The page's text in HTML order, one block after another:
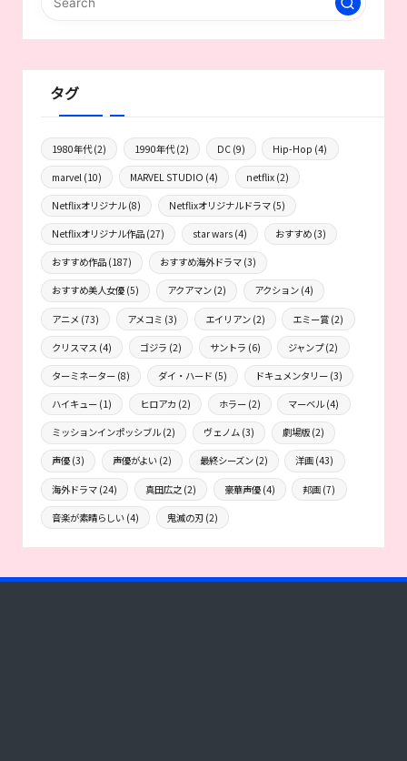
タグ
1980年代(2) 1990年代(2) DC(9) Hip-Hop (4)
marvel (10) MARVEL STUDIO (4) netflix(2)
Netflixオリジナル(8) Netflixオリジナルドラマ(5)
Netflixオリジナル作品 (27) star wars(4) おすすめ(3)
おすすめ作品 (187) おすすめ海外ドラマ(3)
おすすめ美人女優 (5) アクアマン(2) アクション(4)
アニメ (73) アメコミ (3) エイリアン(2) エミー賞 (2)
クリスマス (4) ゴジラ (2) サントラ (6) ジャンプ(2)
ターミネーター (8) ダイ・ハード (5) ドキュメンタリー(3)
ハイキュー (1) ヒロアカ (2) ホラー(2) マーベル(4)
ミッションインポッシブル(2) ヴェノム(3) 劇場版(2)
声優 (3) 声優がよい(2) 最終シーズン(2) 洋画 (43)
海外ドラマ (24) 真田広之(2) 豪華声優(4) 邦画 (7)
音楽が素晴らしい (4) 鬼滅の刃(2)